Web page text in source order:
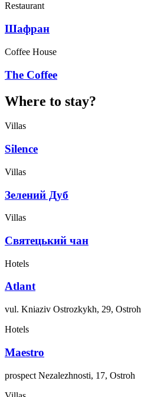
Restaurant
Шафран
Coffee House
The Coffee
Where to stay?
Villas
Silence
Villas
Зелений Дуб
Villas
Святецький чан
Hotels
Atlant
vul. Kniaziv Ostrozkykh, 29, Ostroh
Hotels
Maestro
prospect Nezalezhnosti, 17, Ostroh